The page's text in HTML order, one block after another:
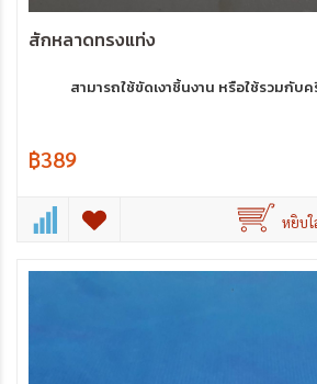
สักหลาดทรงแท่ง
สามารถใช้ขัดเงาชิ้นงาน หรือใช้รวมกับค
฿389
หยิบใ